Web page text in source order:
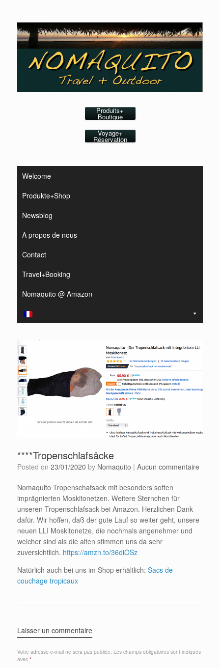
content
Produits+
Boutique
Voyage+
Réservation
Welcome
Produkte+Shop
Newsblog
A propos de nous
Contact
Travel+Booking
Nomaquito @ Amazon
****Tropenschlafsäcke
Posted on 23/01/2020 by Nomaquito | Aucun commentaire
Nomaquito Tropenschafsack mit besonders soften
imprägnierten Moskitonetzen. Weitere Sternchen für
unseren Tropenschlafsack bei Amazon. Herzlichen Dank
dafür. Wir hoffen, daß der gute Lauf so weiter geht, unsere
neuen LLI Moskitonetze, die nochmals angenehmer und
weicher sind als die alten stimmen uns da sehr
zuversichtlich. https://amzn.to/36diOSz
Natürlich auch bei uns im Shop erhältlich: Sacs de
couchage tropicaux
Laisser un commentaire
Votre adresse e-mail ne sera pas publiée. Les champs obligatoires sont indiqués
avec *